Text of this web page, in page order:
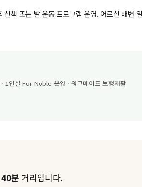
책 또는 발 운동 프로그램 운영. 어르신 배변
1인실 For Noble 운영 · 워크메이트 보행재활
분 거리입니다.